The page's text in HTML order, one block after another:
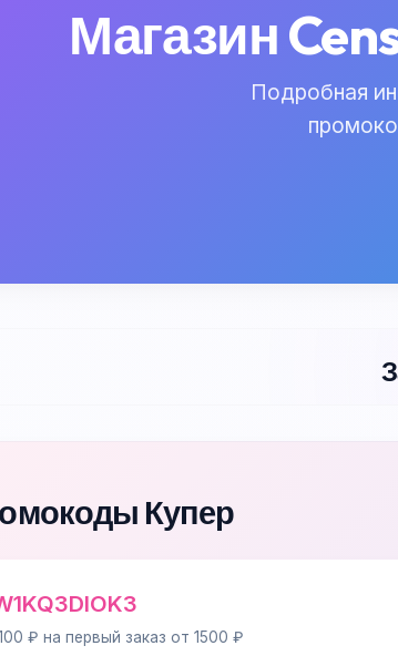
Магазин
Подробная
Купер
₽ на первый заказ от 1500 ₽